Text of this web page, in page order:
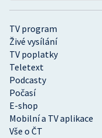
TV program
Živé vysílání
TV poplatky
Teletext
Podcasty
Počasí
E-shop
Mobilní a TV aplikace
Vše o ČT